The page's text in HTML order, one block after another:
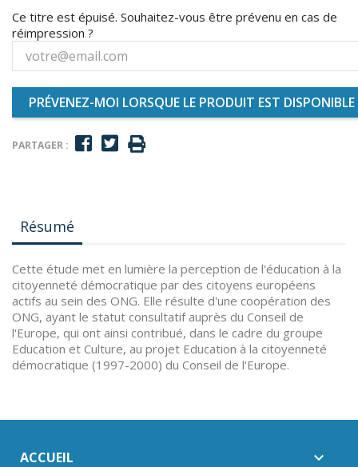
Ce titre est épuisé. Souhaitez-vous être prévenu en cas de
réimpression ?
PRÉVENEZ-MOI LORSQUE LE PRODUIT EST DISPONIBLE
PARTAGER :
Résumé
Cette étude met en lumière la perception de l'éducation à la
citoyenneté démocratique par des citoyens européens
actifs au sein des ONG. Elle résulte d'une coopération des
ONG, ayant le statut consultatif auprès du Conseil de
l'Europe, qui ont ainsi contribué, dans le cadre du groupe
Education et Culture, au projet Education à la citoyenneté
démocratique (1997-2000) du Conseil de l'Europe.
ACCUEIL 